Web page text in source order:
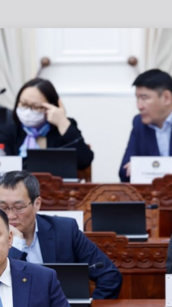
хэм дулаан